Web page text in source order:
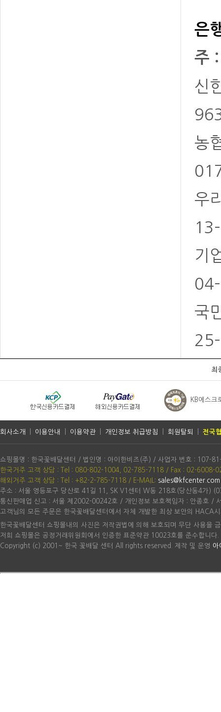
은
주
신
농
우
기
국
최
KB에스크
회사소개 이용안내 이용약관 개인정보 취급방침 회원탈퇴 전국
쇼핑몰명 : 한국꽃배달센터 / 법인명 : 아이한비즈(주) / 사업자 번호 : 107-
한국거주 고객 상담 : Tel : 080-802-1004, 02-785-7118 / Fax : 02-6008-
해외거주 고객 상담 : Tel : +82-2-785-7118 / E-MAIL: sales@kfcenter.com
주소 : 서울 영등포구 당산로 41길 11, SK V1센터 W동 218호(당산동4가)
통신판매업 신고 : 서울 제2002-00242호 / 개인정보 보호책임자 : 안종호 /
고객님의 모든 주문은 한국꽃배달센터에서 자체 개발한 최상 보안의 HACA
한국꽃배달센터 쇼핑몰내의 사진은 저작권법에 의해 보호되며 무단 사용을
저희 쇼핑몰은 공정거래위원회에서 인증한 표준약관 10023호를 준수합니다.
Copyright (c) 2001~ 한국 꽃배달 센터 All rights reserved. 제작 및 운영 아